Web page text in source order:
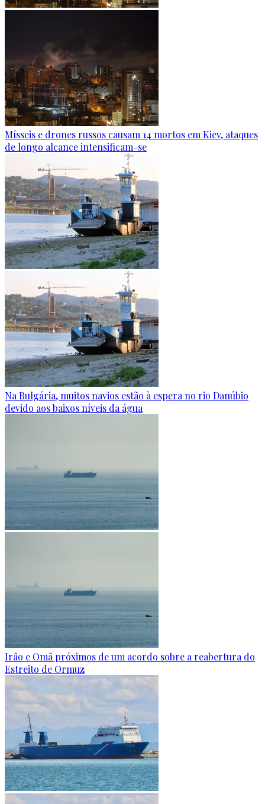
Mísseis e drones russos causam 14 mortos em Kiev, ataques
de longo alcance intensificam-se
Na Bulgária, muitos navios estão à espera no rio Danúbio
devido aos baixos níveis da água
Irão e Omã próximos de um acordo sobre a reabertura do
Estreito de Ormuz